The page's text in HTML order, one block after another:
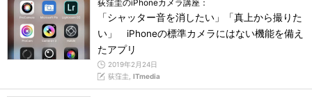
荻窪圭のiPhoneカメラ講座：
「シャッター音を消したい」「真上から撮りた
い」 iPhoneの標準カメラにはない機能を備え
たアプリ
2019年2月24日
荻窪圭, ITmedia